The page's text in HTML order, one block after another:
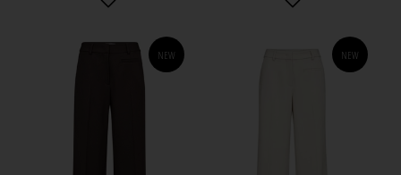
NEW NEW